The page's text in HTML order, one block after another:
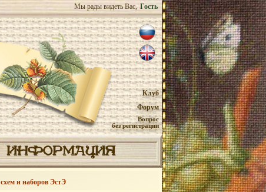
Мы рады видеть Вас, Гость
Клуб
Форум
Вопрос
без регистрации
ИНФОРМАЦИЯ
схем и наборов ЭстЭ